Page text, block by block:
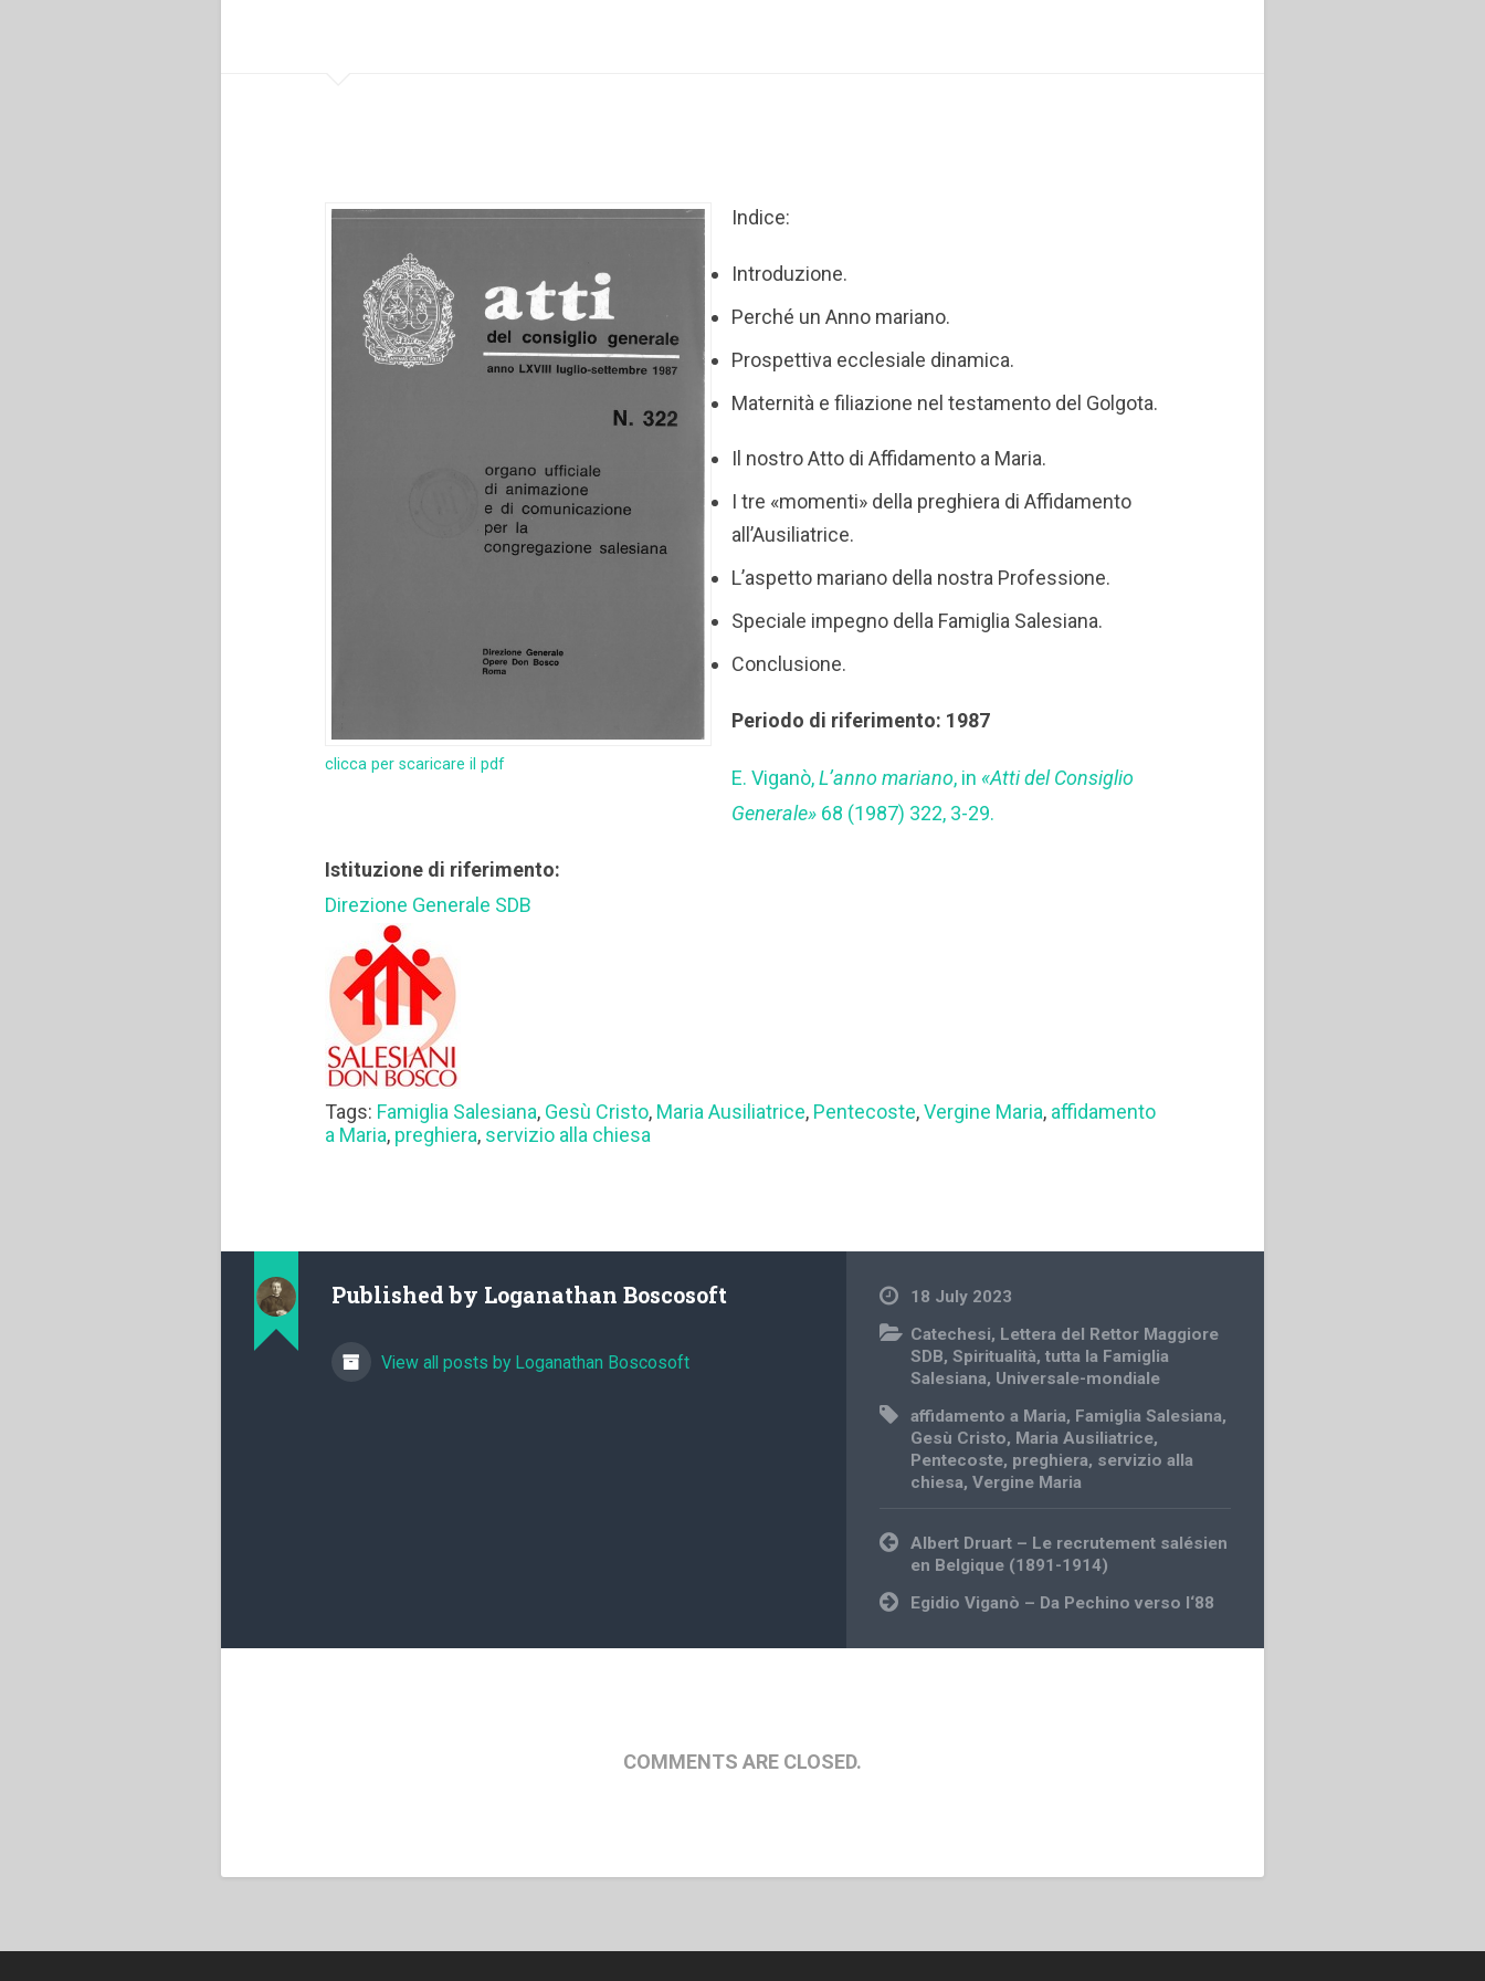
clicca per scaricare il pdf
Indice:
Introduzione.
Perché un Anno mariano.
Prospettiva ecclesiale dinamica.
Maternità e filiazione nel testamento del Golgota.
Il nostro Atto di Affidamento a Maria.
I tre «momenti» della preghiera di Affidamento
all’Ausiliatrice.
L’aspetto mariano della nostra Professione.
Speciale impegno della Famiglia Salesiana.
Conclusione.
Periodo di riferimento: 1987
E. Viganò,L’anno mariano, in «Atti del Consiglio
Generale» 68 (1987) 322, 3-29.
Istituzione di riferimento:
Direzione Generale SDB
Tags: Famiglia Salesiana, Gesù Cristo, Maria Ausiliatrice, Pentecoste,Vergine Maria, affidamento
a Maria, preghiera, servizio alla chiesa
Published by Loganathan Boscosoft
View all posts by Loganathan Boscosoft
18 July 2023
Catechesi, Lettera del Rettor Maggiore
SDB,Spiritualità,tutta la Famiglia
Salesiana, Universale-mondiale
affidamento a Maria, Famiglia Salesiana,
Gesù Cristo, Maria Ausiliatrice,
Pentecoste, preghiera, servizio alla
chiesa,Vergine Maria
Post
navigation
Albert Druart – Le recrutement salésien
en Belgique (1891-1914)
Egidio Viganò – Da Pechino verso l‘88
COMMENTS ARE CLOSED.